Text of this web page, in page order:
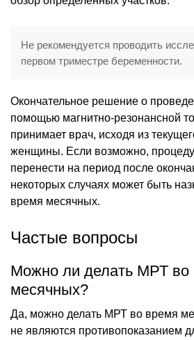
Не рекомендуется проводить
первом триместре беременности.
Окончательное решение о
помощью магнитно-резонансной
принимает врач, исходя из
женщины. Если возможно,
перенести на период после
некоторых случаях может быть
время месячных.
Частые вопросы
Можно ли делать МРТ во
месячных?
Да, можно делать МРТ во время
не являются противопоказанием